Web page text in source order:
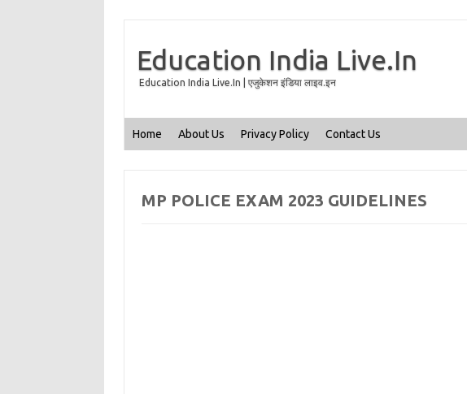
Education India Live.In
Education India Live.In | एजुकेशन इंडिया लाइव.इन
Home About Us Privacy Policy Contact Us
MP POLICE EXAM 2023 GUIDELINES